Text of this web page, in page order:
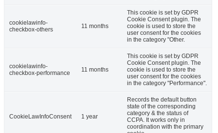
cookielawinfo-
checkbox-others
11 months
This cookie is set by GDPR
Cookie Consent plugin. The
cookie is used to store the
user consent for the cookies
in the category "Other.
cookielawinfo-
checkbox-performance
11 months
This cookie is set by GDPR
Cookie Consent plugin. The
cookie is used to store the
user consent for the cookies
in the category "Performance".
CookieLawInfoConsent 1 year
Records the default button
state of the corresponding
category & the status of
CCPA. It works only in
coordination with the primary